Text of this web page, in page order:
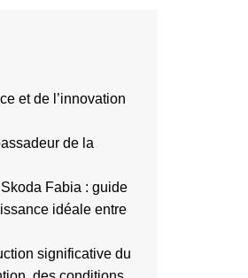
et de l’innovation
de la
Fabia : guide
idéale entre
significative du